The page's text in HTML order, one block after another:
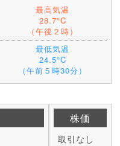
最高気温
28.7°C
（午後２時）
最低気温
24.5°C
（午前５時30分）
株価
取引なし